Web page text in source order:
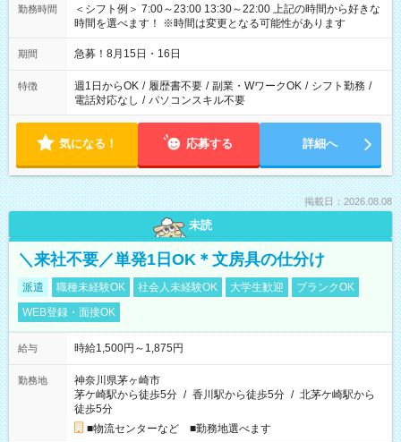
勤務時間
＜シフト例＞ 7:00～23:00 13:30～22:00 上記の時間から好きな
時間を選べます！ ※時間は変更となる可能性があります
期間 急募！8月15日・16日
特徴 週1日からOK / 履歴書不要 / 副業・WワークOK / シフト勤務 /
電話対応なし / パソコンスキル不要
気になる！ 応募する 詳細へ
掲載日：2026.08.08
未読
＼来社不要／単発1日OK＊文房具の仕分け
派遣 職種未経験OK 社会人未経験OK 大学生歓迎
ブランクOK
WEB登録・面接OK
給与 時給1,500円～1,875円
勤務地
神奈川県茅ヶ崎市
茅ケ崎駅から徒歩5分 / 香川駅から徒歩5分 / 北茅ケ崎駅から
徒歩5分
■物流センターなど ■勤務地選べます